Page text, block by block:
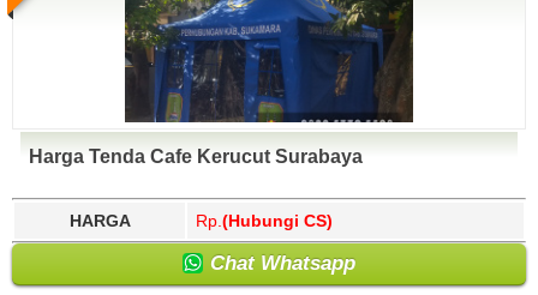
Harga Tenda Cafe Kerucut Surabaya
HARGA Rp. (Hubungi CS)
Chat Whatsapp